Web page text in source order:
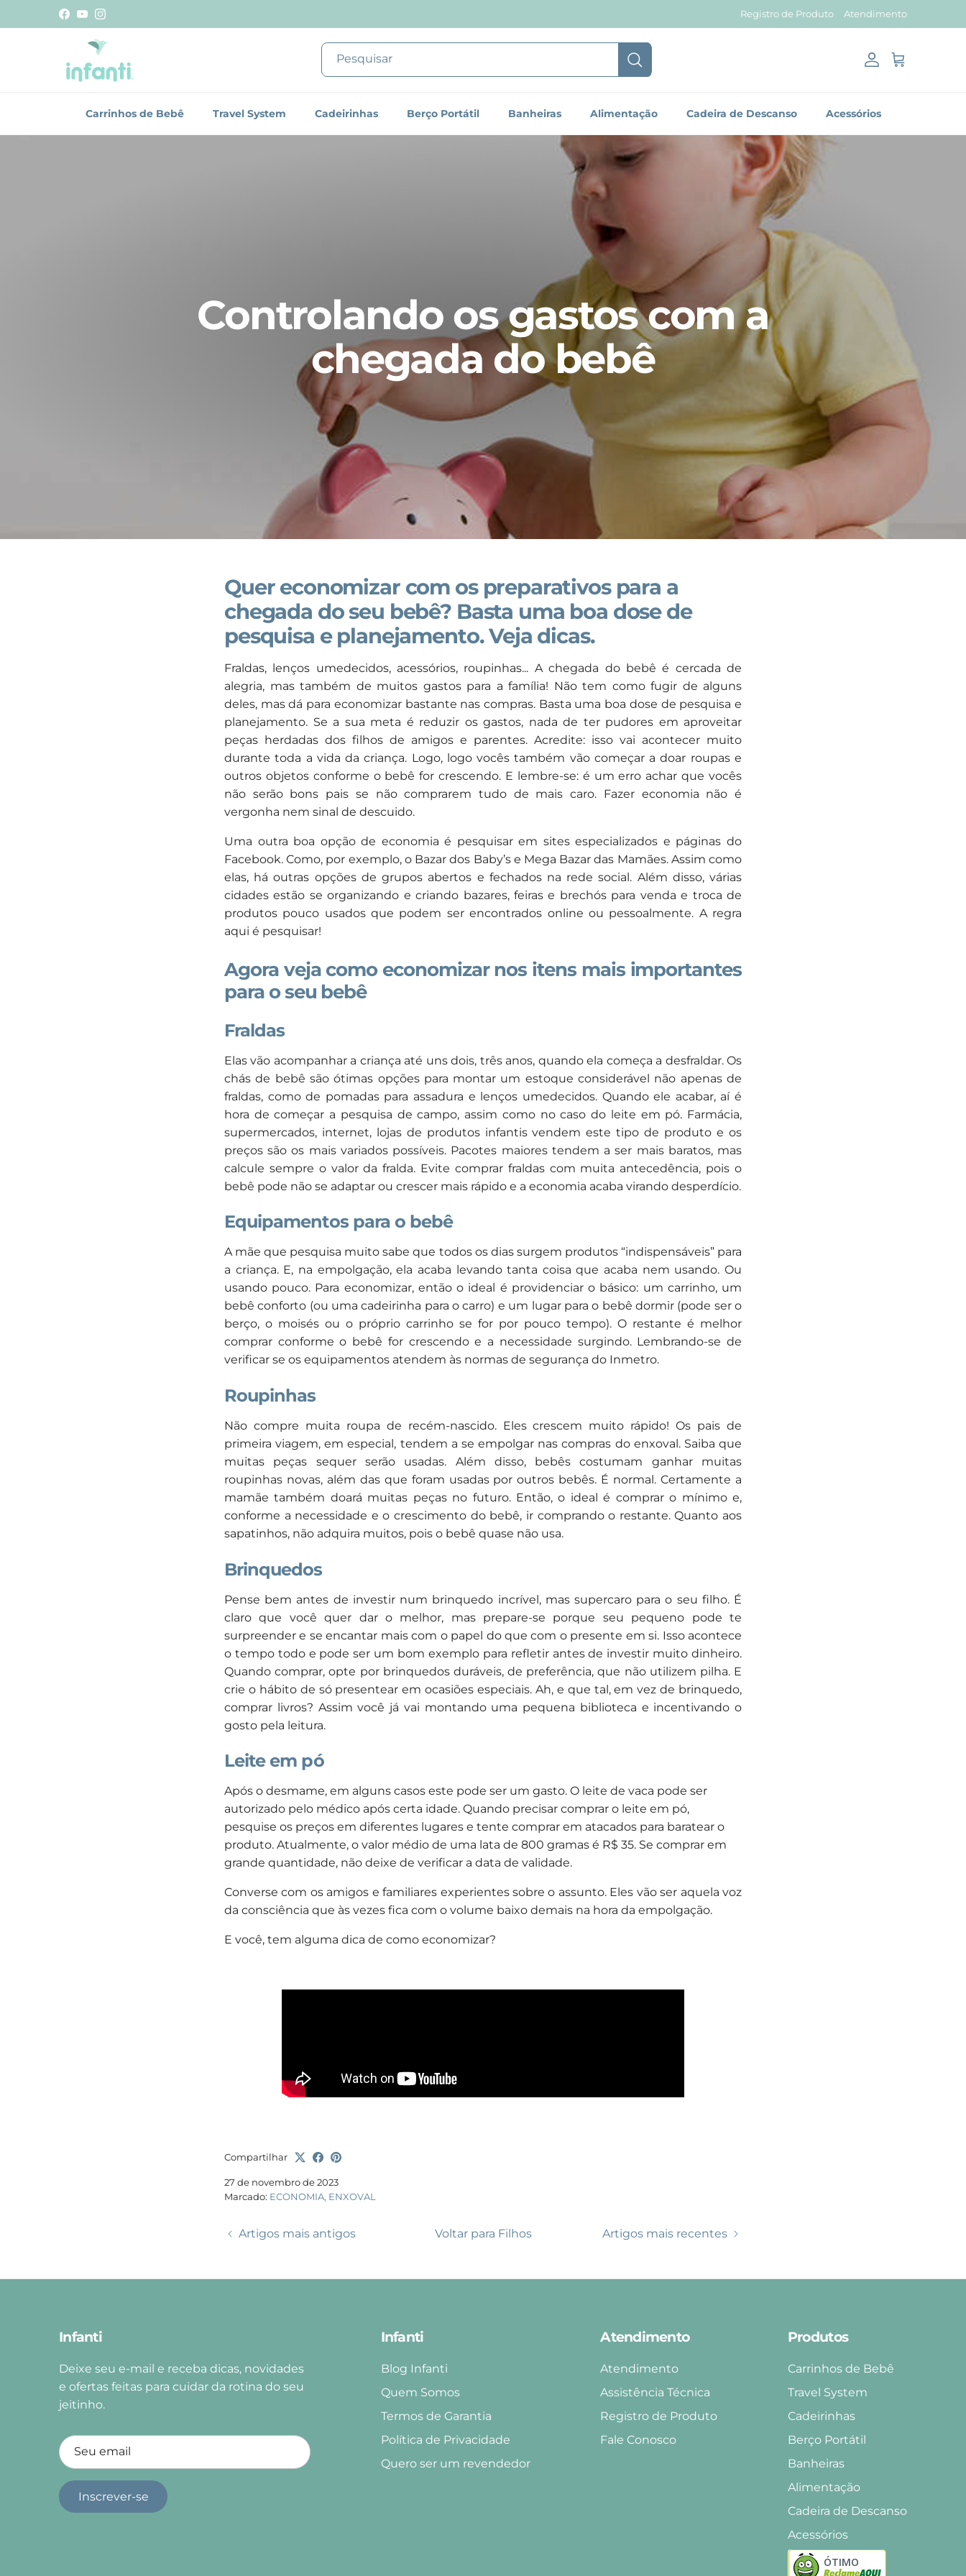
Pular para o conteúdo
Facebook
YouTubeInstagram Registro de Produto Atendimento
Conta Carrinho
Carrinhos de Bebê Travel System Cadeirinhas Berço Portátil Banheiras Alimentação Cadeira de Descanso Acessórios
Controlando os gastos com a
chegada do bebê
Quer economizar com os preparativos para a
chegada do seu bebê? Basta uma boa dose de
pesquisa e planejamento. Veja dicas.
Fraldas, lenços umedecidos, acessórios, roupinhas... A chegada do bebê é cercada de
alegria, mas também de muitos gastos para a família! Não tem como fugir de alguns
deles, mas dá para economizar bastante nas compras. Basta uma boa dose de pesquisa e
planejamento. Se a sua meta é reduzir os gastos, nada de ter pudores em aproveitar
peças herdadas dos filhos de amigos e parentes. Acredite: isso vai acontecer muito
durante toda a vida da criança. Logo, logo vocês também vão começar a doar roupas e
outros objetos conforme o bebê for crescendo. E lembre-se: é um erro achar que vocês
não serão bons pais se não comprarem tudo de mais caro. Fazer economia não é
vergonha nem sinal de descuido.
Uma outra boa opção de economia é pesquisar em sites especializados e páginas do
Facebook. Como, por exemplo, o Bazar dos Baby’s e Mega Bazar das Mamães. Assim como
elas, há outras opções de grupos abertos e fechados na rede social. Além disso, várias
cidades estão se organizando e criando bazares, feiras e brechós para venda e troca de
produtos pouco usados que podem ser encontrados online ou pessoalmente. A regra
aqui é pesquisar!
Agora veja como economizar nos itens mais importantes
para o seu bebê
Fraldas
Elas vão acompanhar a criança até uns dois, três anos, quando ela começa a desfraldar. Os
chás de bebê são ótimas opções para montar um estoque considerável não apenas de
fraldas, como de pomadas para assadura e lenços umedecidos. Quando ele acabar, aí é
hora de começar a pesquisa de campo, assim como no caso do leite em pó. Farmácia,
supermercados, internet, lojas de produtos infantis vendem este tipo de produto e os
preços são os mais variados possíveis. Pacotes maiores tendem a ser mais baratos, mas
calcule sempre o valor da fralda. Evite comprar fraldas com muita antecedência, pois o
bebê pode não se adaptar ou crescer mais rápido e a economia acaba virando desperdício.
Equipamentos para o bebê
A mãe que pesquisa muito sabe que todos os dias surgem produtos “indispensáveis” para
a criança. E, na empolgação, ela acaba levando tanta coisa que acaba nem usando. Ou
usando pouco. Para economizar, então o ideal é providenciar o básico: um carrinho, um
bebê conforto (ou uma cadeirinha para o carro) e um lugar para o bebê dormir (pode ser o
berço, o moisés ou o próprio carrinho se for por pouco tempo). O restante é melhor
comprar conforme o bebê for crescendo e a necessidade surgindo. Lembrando-se de
verificar se os equipamentos atendem às normas de segurança do Inmetro.
Roupinhas
Não compre muita roupa de recém-nascido. Eles crescem muito rápido! Os pais de
primeira viagem, em especial, tendem a se empolgar nas compras do enxoval. Saiba que
muitas peças sequer serão usadas. Além disso, bebês costumam ganhar muitas
roupinhas novas, além das que foram usadas por outros bebês. É normal. Certamente a
mamãe também doará muitas peças no futuro. Então, o ideal é comprar o mínimo e,
conforme a necessidade e o crescimento do bebê, ir comprando o restante. Quanto aos
sapatinhos, não adquira muitos, pois o bebê quase não usa.
Brinquedos
Pense bem antes de investir num brinquedo incrível, mas supercaro para o seu filho. É
claro que você quer dar o melhor, mas prepare-se porque seu pequeno pode te
surpreender e se encantar mais com o papel do que com o presente em si. Isso acontece
o tempo todo e pode ser um bom exemplo para refletir antes de investir muito dinheiro.
Quando comprar, opte por brinquedos duráveis, de preferência, que não utilizem pilha. E
crie o hábito de só presentear em ocasiões especiais. Ah, e que tal, em vez de brinquedo,
comprar livros? Assim você já vai montando uma pequena biblioteca e incentivando o
gosto pela leitura.
Leite em pó
Após o desmame, em alguns casos este pode ser um gasto. O leite de vaca pode ser
autorizado pelo médico após certa idade. Quando precisar comprar o leite em pó,
pesquise os preços em diferentes lugares e tente comprar em atacados para baratear o
produto. Atualmente, o valor médio de uma lata de 800 gramas é R$ 35. Se comprar em
grande quantidade, não deixe de verificar a data de validade.
Converse com os amigos e familiares experientes sobre o assunto. Eles vão ser aquela voz
da consciência que às vezes fica com o volume baixo demais na hora da empolgação.
E você, tem alguma dica de como economizar?
Compartilhar
27 de novembro de 2023
Marcado: ECONOMIA ENXOVAL
Artigos mais antigos Voltar para Filhos Artigos mais recentes
Infanti
Deixe seu e-mail e receba dicas, novidades
e ofertas feitas para cuidar da rotina do seu
jeitinho.
Inscrever-se
Infanti
Blog Infanti
Quem Somos
Termos de Garantia
Política de Privacidade
Quero ser um revendedor
Atendimento
Atendimento
Assistência Técnica
Registro de Produto
Fale Conosco
Produtos
Carrinhos de Bebê
Travel System
Cadeirinhas
Berço Portátil
Banheiras
Alimentação
Cadeira de Descanso
Acessórios
ÓTIMO